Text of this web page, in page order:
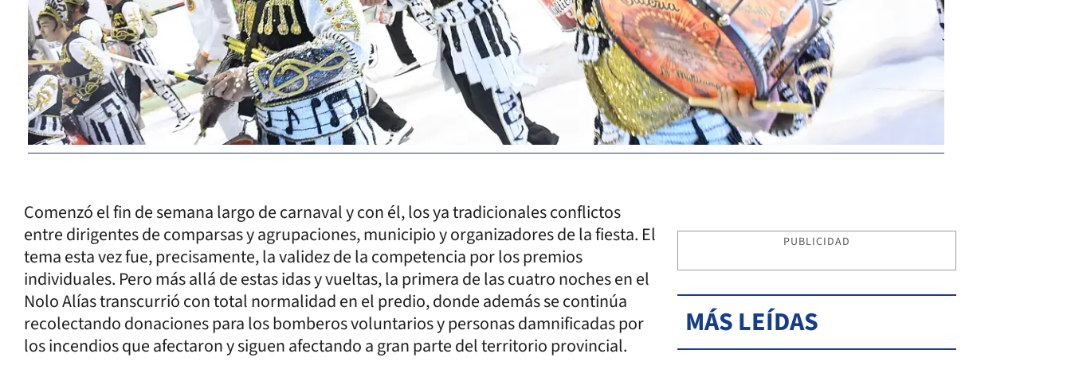
Comenzó el fin de semana largo de carnaval y con él, los ya tradicionales conflictos
entre dirigentes de comparsas y agrupaciones, municipio y organizadores de la fiesta. El
tema esta vez fue, precisamente, la validez de la competencia por los premios
individuales. Pero más allá de estas idas y vueltas, la primera de las cuatro noches en el
Nolo Alías transcurrió con total normalidad en el predio, donde además se continúa
recolectando donaciones para los bomberos voluntarios y personas damnificadas por
los incendios que afectaron y siguen afectando a gran parte del territorio provincial.
PUBLICIDAD
MÁS LEÍDAS